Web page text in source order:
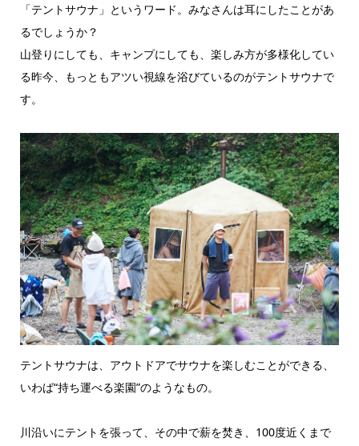
「テントサウナ」というワード。みなさんは耳にしたことがあ
るでしょうか？
山登りにしても、キャンプにしても、楽しみ方が多様化してい
る昨今、もっともアツい視線を浴びているのがテントサウナで
す。
テントサウナは、アウトドアでサウナを楽しむことができる、
いわば“持ち運べる楽園”のようなもの。
川沿いにテントを張って、その中で薪を焚き、100度近くまで